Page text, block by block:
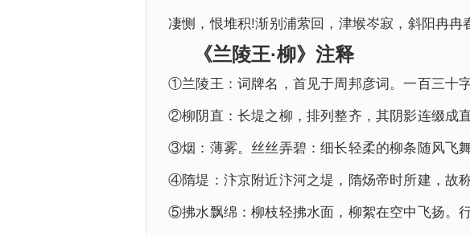
凄恻，恨堆积!渐别浦萦回，津堠岑寂，斜阳冉冉
《兰陵王·柳》注释
①兰陵王：词牌名，首见于周邦彦词。一百三十字
②柳阴直：长堤之柳，排列整齐，其阴影连缀成直
③烟：薄雾。丝丝弄碧：细长轻柔的柳条随风飞
④隋堤：汴京附近汴河之堤，隋炀帝时所建，故
⑤拂水飘绵：柳枝轻拂水面，柳絮在空中飞扬。